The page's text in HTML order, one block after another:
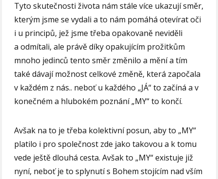
Tyto skutečnosti života nám stále více ukazují směr,
kterým jsme se vydali a to nám pomáhá otevírat oči
i u principů, jež jsme třeba opakovaně neviděli
a odmítali, ale právě díky opakujícím prožitkům
mnoho jedinců tento směr změnilo a mění a tím
také dávají možnost celkové změně, která započala
v každém z nás.. neboť u každého „JÁ“ to začíná a v
konečném a hlubokém poznání „MY“ to končí.
Avšak na to je třeba kolektivní posun, aby to „MY“
platilo i pro společnost zde jako takovou a k tomu
vede ještě dlouhá cesta. Avšak to „MY“ existuje již
nyní, neboť je to splynutí s Bohem stojícím nad vším